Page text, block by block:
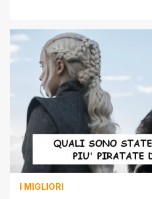
e del Regno. Per chi segue il
generale sicuramente questa
benissimo non servire, se
ieri, ecco [']
I MIGLIORI